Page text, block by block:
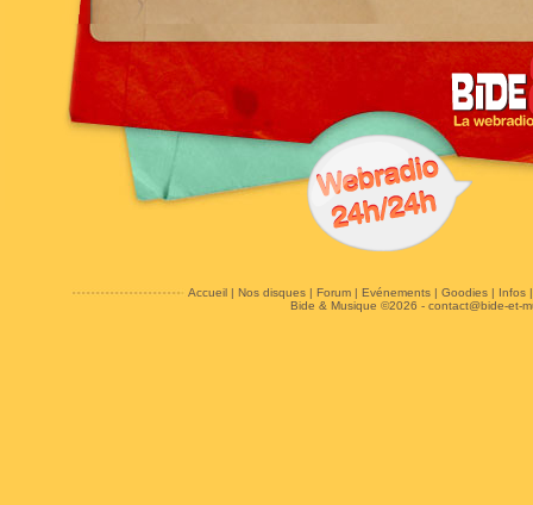
Accueil| Nos disques| Forum| Evénements| Goodies| Infos
Bide & Musique ©2026 - contact@bide-et-